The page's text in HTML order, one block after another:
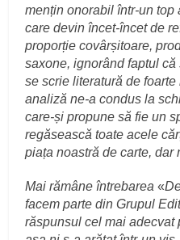
mențin onorabil într-un top
care devin încet-încet de
proporție covârșitoare,
saxone, ignorând faptul
se scrie literatură de
analiză ne-a condus la
care-și propune să fie un
regăsească toate acele
piața noastră de carte, dar
Mai rămâne întrebarea«
facem parte din Grupul
răspunsul cel mai adecvat